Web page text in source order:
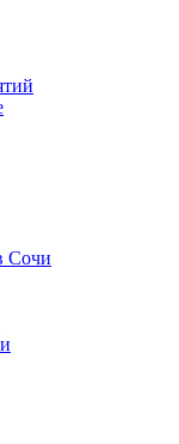
Сочи